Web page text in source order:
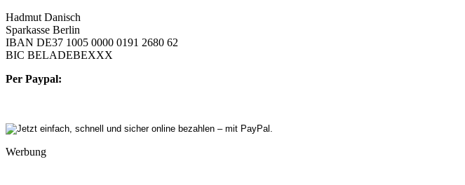
Hadmut Danisch
Sparkasse Berlin
IBAN DE37 1005 0000 0191 2680 62
BIC BELADEBEXXX
Per Paypal:
Werbung